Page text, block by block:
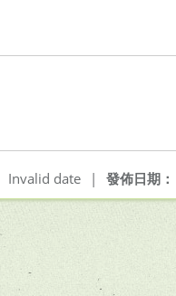
發佈日期：
Invalid date |